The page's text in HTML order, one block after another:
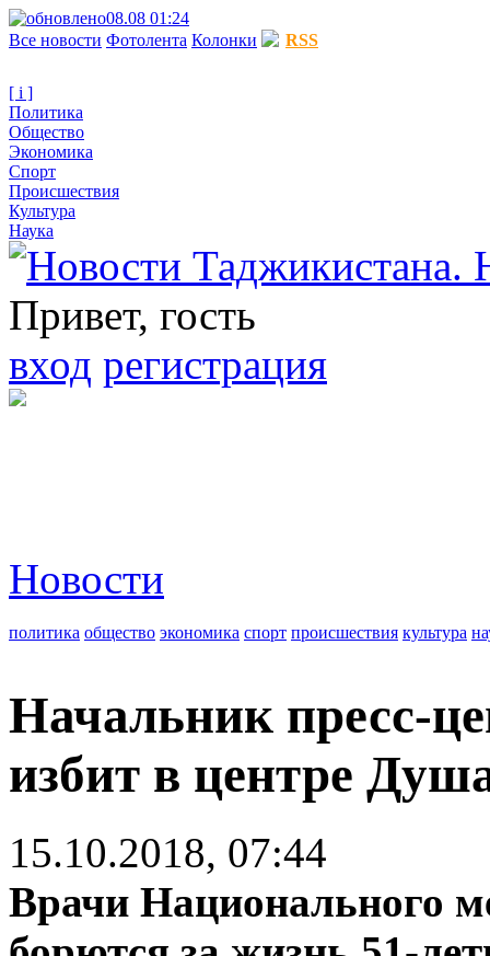
08.08 01:24
Все новости Фотолента Колонки RSS
[ i ]
Политика
Общество
Экономика
Спорт
Происшествия
Культура
Наука
Привет, гость
вход регистрация
Новости
политика общество экономика спорт происшествия культура
Начальник пресс-
избит в центре
15.10.2018, 07:44
Врачи Национального